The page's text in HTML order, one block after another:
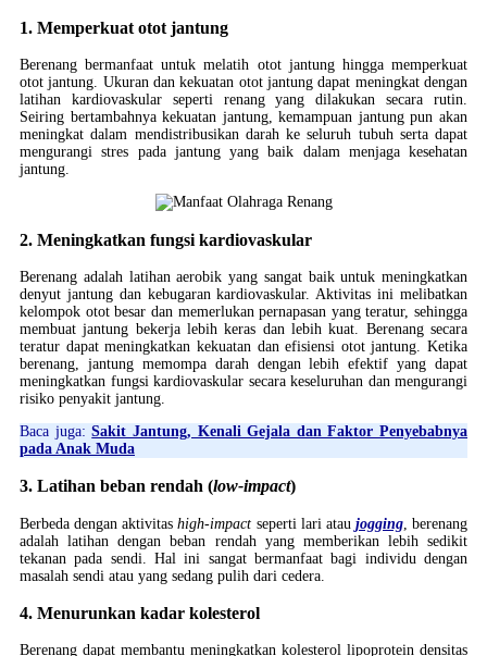
1. Memperkuat otot jantung
Berenang bermanfaat untuk melatih otot jantung hingga memperkuat
otot jantung. Ukuran dan kekuatan otot jantung dapat meningkat dengan
latihan kardiovaskular seperti renang yang dilakukan secara rutin.
Seiring bertambahnya kekuatan jantung, kemampuan jantung pun akan
meningkat dalam mendistribusikan darah ke seluruh tubuh serta dapat
mengurangi stres pada jantung yang baik dalam menjaga kesehatan
jantung.
2. Meningkatkan fungsi kardiovaskular
Berenang adalah latihan aerobik yang sangat baik untuk meningkatkan
denyut jantung dan kebugaran kardiovaskular. Aktivitas ini melibatkan
kelompok otot besar dan memerlukan pernapasan yang teratur, sehingga
membuat jantung bekerja lebih keras dan lebih kuat. Berenang secara
teratur dapat meningkatkan kekuatan dan efisiensi otot jantung. Ketika
berenang, jantung memompa darah dengan lebih efektif yang dapat
meningkatkan fungsi kardiovaskular secara keseluruhan dan mengurangi
risiko penyakit jantung.
Baca juga:Sakit Jantung, Kenali Gejala dan Faktor Penyebabnya
pada Anak Muda
3. Latihan beban rendah (low-impact)
Berbeda dengan aktivitashigh-impact seperti lari atau jogging, berenang
adalah latihan dengan beban rendah yang memberikan lebih sedikit
tekanan pada sendi. Hal ini sangat bermanfaat bagi individu dengan
masalah sendi atau yang sedang pulih dari cedera.
4. Menurunkan kadar kolesterol
Berenang dapat membantu meningkatkan kolesterol lipoprotein densitas